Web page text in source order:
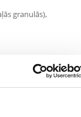
granulās),